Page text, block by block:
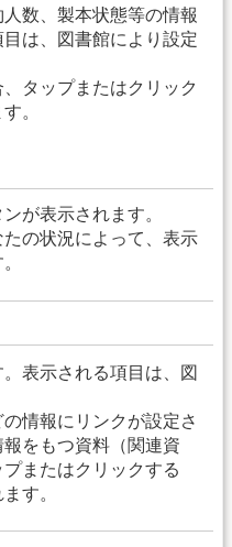
数、製本状態等の情報
は、図書館により設定
タップまたはクリック
。
が表示されます。
の状況によって、表示
表示される項目は、図
情報にリンクが設定さ
をもつ資料（関連資
またはクリックする
す。